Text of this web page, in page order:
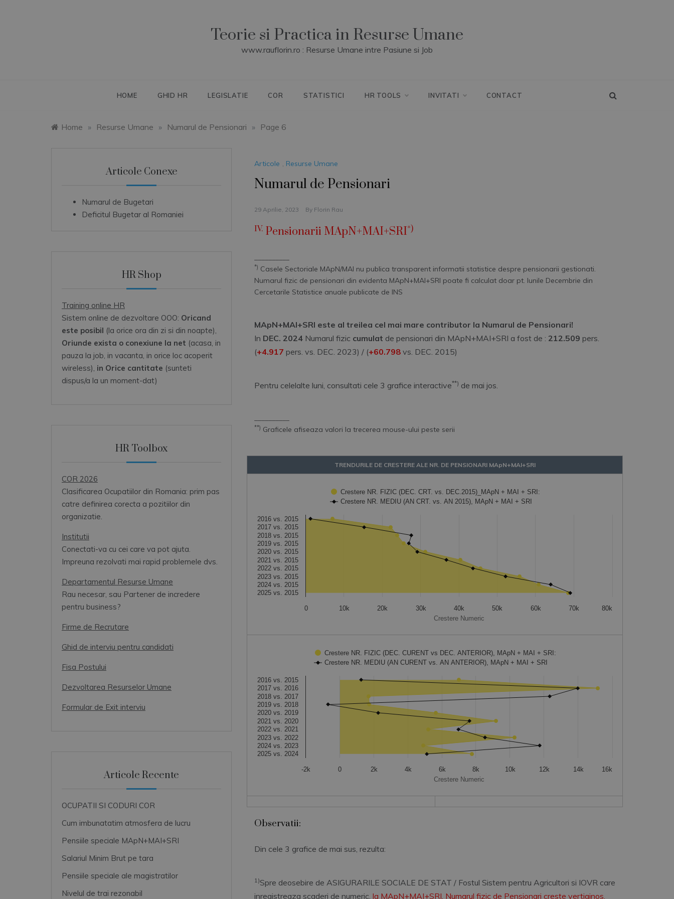
Teorie si Practica in Resurse Umane
www.rauflorin.ro : Resurse Umane intre Pasiune si Job
HOME GHID HR LEGISLATIE COR STATISTICI HR TOOLS INVITATI CONTACT
Home » Resurse Umane » Numarul de Pensionari » Page 6
Articole , Resurse Umane
Numarul de Pensionari
29 Aprilie, 2023 By Florin Rau
IV. Pensionarii MApN+MAI+SRI*)
*) Casele Sectoriale MApN/MAI nu publica transparent informatii statistice despre pensionarii gestionati.
Numarul fizic de pensionari din evidenta MApN+MAI+SRI poate fi calculat doar pt. lunile Decembrie din
Cercetarile Statistice anuale publicate de INS
MApN+MAI+SRI este al treilea cel mai mare contributor la Numarul de Pensionari!
In DEC. 2024 Numarul fizic cumulat de pensionari din MApN+MAI+SRI a fost de : 212.509 pers.
(+4.917 pers. vs. DEC. 2023) / (+60.798 vs. DEC. 2015)
Pentru celelalte luni, consultati cele 3 grafice interactive**) de mai jos.
**) Graficele afiseaza valori la trecerea mouse-ului peste serii
TRENDURILE DE CRESTERE ALE NR. DE PENSIONARI MApN+MAI+SRI
The chart has 1 X axis displaying categories.
The chart has 1 Y axis displaying Crestere Numeric. Data ranges from 1256 to 69086.
Crestere Numeric
Crestere NR. FIZIC (DEC. CRT. vs. DEC.2015)_MApN + MAI + SRI:
Crestere NR. MEDIU (AN CRT. vs. AN 2015), MApN + MAI + SRI
2016 vs. 2015
2017 vs. 2015
2018 vs. 2015
2019 vs. 2015
2020 vs. 2015
2021 vs. 2015
2022 vs. 2015
2023 vs. 2015
2024 vs. 2015
2025 vs. 2015
0 10k 20k 30k 40k 50k 60k 70k 80k
The chart has 1 X axis displaying categories.
The chart has 1 Y axis displaying Crestere Numeric. Data ranges from -680 to 15172.
Crestere Numeric
Crestere NR. FIZIC (DEC. CURENT vs DEC. ANTERIOR), MApN + MAI + SRI:
Crestere NR. MEDIU (AN CURENT vs. AN ANTERIOR), MApN + MAI + SRI
2016 vs. 2015
2017 vs. 2016
2018 vs. 2017
2019 vs. 2018
2020 vs. 2019
2021 vs. 2020
2022 vs. 2021
2023 vs. 2022
2024 vs. 2023
2025 vs. 2024
-2k 0 2k 4k 6k 8k 10k 12k 14k 16k
Observatii:
Din cele 3 grafice de mai sus, rezulta:
1)Spre deosebire de ASIGURARILE SOCIALE DE STAT / Fostul Sistem pentru Agricultori si IOVR care
inregistreaza scaderi de numeric, la MApN+MAI+SRI, Numarul fizic de Pensionari creste vertiginos.
Articole Conexe
Numarul de Bugetari
Deficitul Bugetar al Romaniei
HR Shop
Training online HR
Sistem online de dezvoltare OOO: Oricand
este posibil (la orice ora din zi si din noapte),
Oriunde exista o conexiune la net (acasa, in
pauza la job, in vacanta, in orice loc acoperit
wireless), in Orice cantitate (sunteti
dispus/a la un moment-dat)
HR Toolbox
COR 2026
Clasificarea Ocupatiilor din Romania: prim pas
catre definirea corecta a pozitiilor din
organizatie.
Institutii
Conectati-va cu cei care va pot ajuta.
Impreuna rezolvati mai rapid problemele dvs.
Departamentul Resurse Umane
Rau necesar, sau Partener de incredere
pentru business?
Firme de Recrutare
Ghid de interviu pentru candidati
Fisa Postului
Dezvoltarea Resurselor Umane
Formular de Exit interviu
Articole Recente
OCUPATII SI CODURI COR
Cum imbunatatim atmosfera de lucru
Pensiile speciale MApN+MAI+SRI
Salariul Minim Brut pe tara
Pensiile speciale ale magistratilor
Nivelul de trai rezonabil